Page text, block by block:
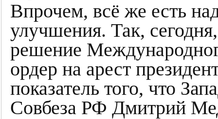
Впрочем, всё же есть
улучшения. Так,
решение
ордер на арест
показатель того, что
Совбеза РФ Дмитрий